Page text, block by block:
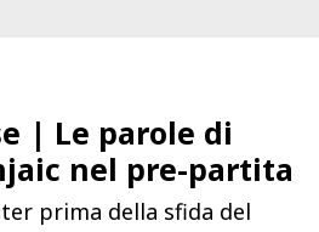
PROGRAM
STAGIONE
| Le parole di
nel pre-partita
prima della sfida del